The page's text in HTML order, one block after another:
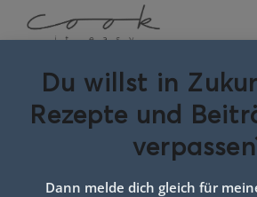
rezept
Du willst in
Rezepte und
Dann melde dich gleich für